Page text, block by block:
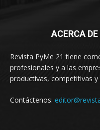
ACERCA
Revista PyMe 21 tiene
profesionales y a las
productivas, competitivas
Contáctenos: